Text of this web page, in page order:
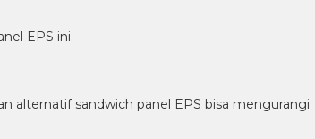
EPS ini.
alternatif sandwich panel EPS bisa mengurangi